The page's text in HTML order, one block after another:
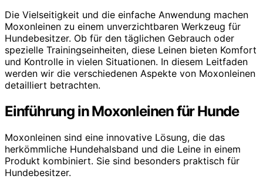
Die Vielseitigkeit und die einfache Anwendung machen
Moxonleinen zu einem unverzichtbaren Werkzeug für
Hundebesitzer. Ob für den täglichen Gebrauch oder
spezielle Trainingseinheiten, diese Leinen bieten Komfort
und Kontrolle in vielen Situationen. In diesem Leitfaden
werden wir die verschiedenen Aspekte von Moxonleinen
detailliert betrachten.
Einführung in Moxonleinen für Hunde
Moxonleinen sind eine innovative Lösung, die das
herkömmliche Hundehalsband und die Leine in einem
Produkt kombiniert. Sie sind besonders praktisch für
Hundebesitzer.